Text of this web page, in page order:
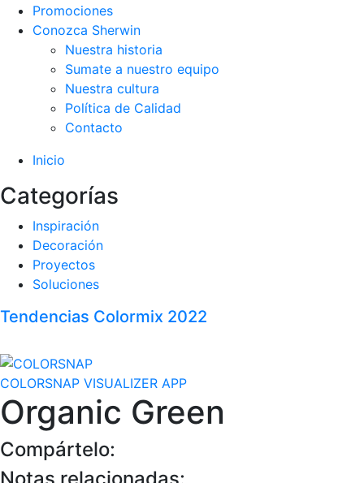
Promociones
Conozca Sherwin
Nuestra historia
Sumate a nuestro equipo
Nuestra cultura
Política de Calidad
Contacto
Inicio
Categorías
Inspiración
Decoración
Proyectos
Soluciones
Tendencias Colormix 2022
COLORSNAP VISUALIZER APP
Organic Green
Compártelo:
Notas relacionadas: